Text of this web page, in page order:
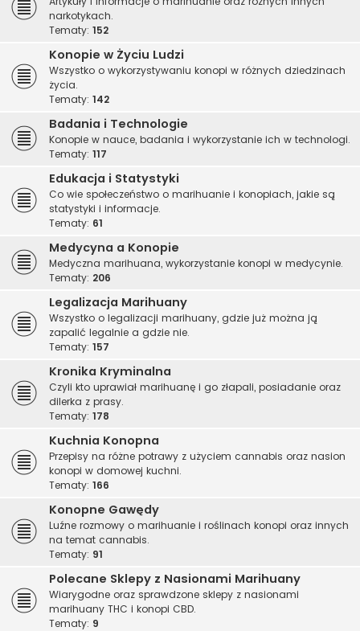
narkotykach.
Tematy: 152
Konopie w Życiu Ludzi
Wszystko o wykorzystywaniu konopi w różnych dziedzinach
życia.
Tematy: 142
Badania i Technologie
Konopie w nauce, badania i wykorzystanie ich w technologi.
Tematy: 117
Edukacja i Statystyki
Co wie społeczeństwo o marihuanie i konopiach, jakie są
statystyki i informacje.
Tematy: 61
Medycyna a Konopie
Medyczna marihuana, wykorzystanie konopi w medycynie.
Tematy: 206
Legalizacja Marihuany
Wszystko o legalizacji marihuany, gdzie już można ją
zapalić legalnie a gdzie nie.
Tematy: 157
Kronika Kryminalna
Czyli kto uprawiał marihuanę i go złapali, posiadanie oraz
dilerka z prasy.
Tematy: 178
Kuchnia Konopna
Przepisy na różne potrawy z użyciem cannabis oraz nasion
konopi w domowej kuchni.
Tematy: 166
Konopne Gawędy
Luźne rozmowy o marihuanie i roślinach konopi oraz innych
na temat cannabis.
Tematy: 91
Polecane Sklepy z Nasionami Marihuany
Wiarygodne oraz sprawdzone sklepy z nasionami
marihuany THC i konopi CBD.
Tematy: 9